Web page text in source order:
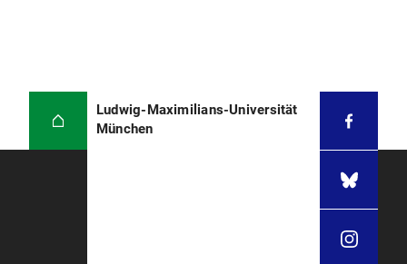
Ludwig-Maximilians-Universität
München